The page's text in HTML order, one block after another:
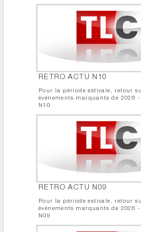
RETRO ACTU N10
Pour la période estivale, retour
événements marquants de 2026 -
N10
RETRO ACTU N09
Pour la période estivale, retour
événements marquants de 2026 -
N09